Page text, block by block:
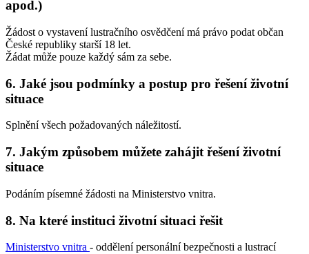
apod.)
Žádost o vystavení lustračního osvědčení má právo podat občan
České republiky starší 18 let.
Žádat může pouze každý sám za sebe.
6. Jaké jsou podmínky a postup pro řešení životní
situace
Splnění všech požadovaných náležitostí.
7. Jakým způsobem můžete zahájit řešení životní
situace
Podáním písemné žádosti na Ministerstvo vnitra.
8. Na které instituci životní situaci řešit
Ministerstvo vnitra - oddělení personální bezpečnosti a lustrací